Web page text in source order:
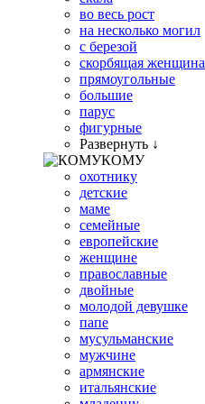
во весь рост
на несколько могил
с березой
скорбящая женщина
прямоугольные
большие
парус
фигурные
Развернуть ↓
КОМУ
охотнику
детские
маме
семейные
европейские
женщине
православные
двойные
молодой девушке
папе
мусульманские
мужчине
армянские
итальянские